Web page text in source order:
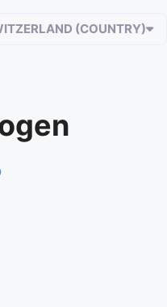
(COUNTRY)